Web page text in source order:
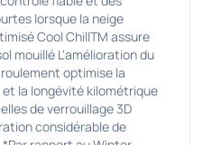
lorsque la neige
Cool ChillTM assure
mouillé L'amélioration du
optimise la
la longévité kilométrique
de verrouillage 3D
considérable de